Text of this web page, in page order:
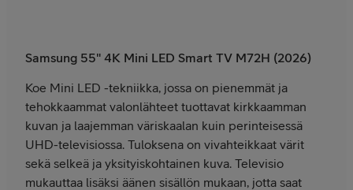
Samsung 55" 4K Mini LED Smart TV M72H (2026)
Koe Mini LED -tekniikka, jossa on pienemmät ja
tehokkaammat valonlähteet tuottavat kirkkaamman
kuvan ja laajemman väriskaalan kuin perinteisessä
UHD-televisiossa. Tuloksena on vivahteikkaat värit
sekä selkeä ja yksityiskohtainen kuva. Televisio
mukauttaa lisäksi äänen sisällön mukaan, jotta saat